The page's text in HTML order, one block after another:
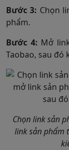
Bước 3: Chọn
phẩm.
Bước 4: Mở
Taobao, sau đó
Chọn link sản
link sản phẩm